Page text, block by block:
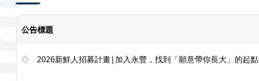
公告標題
2026新鮮人招募計畫|加入永豐，找到「願意帶你長大」的起點